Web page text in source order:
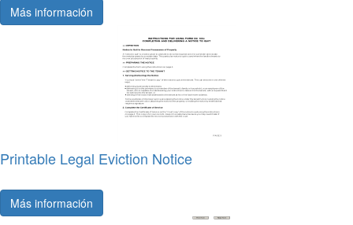
Más información
Printable Legal Eviction Notice
Más información